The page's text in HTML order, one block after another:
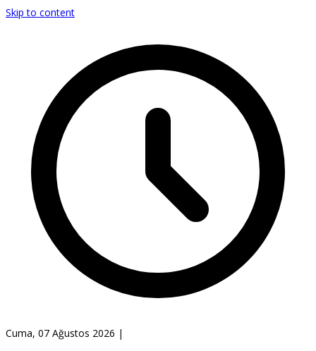
Skip to content
Cuma, 07 Ağustos 2026 |